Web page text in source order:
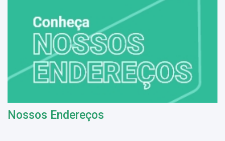
Nossos Endereços